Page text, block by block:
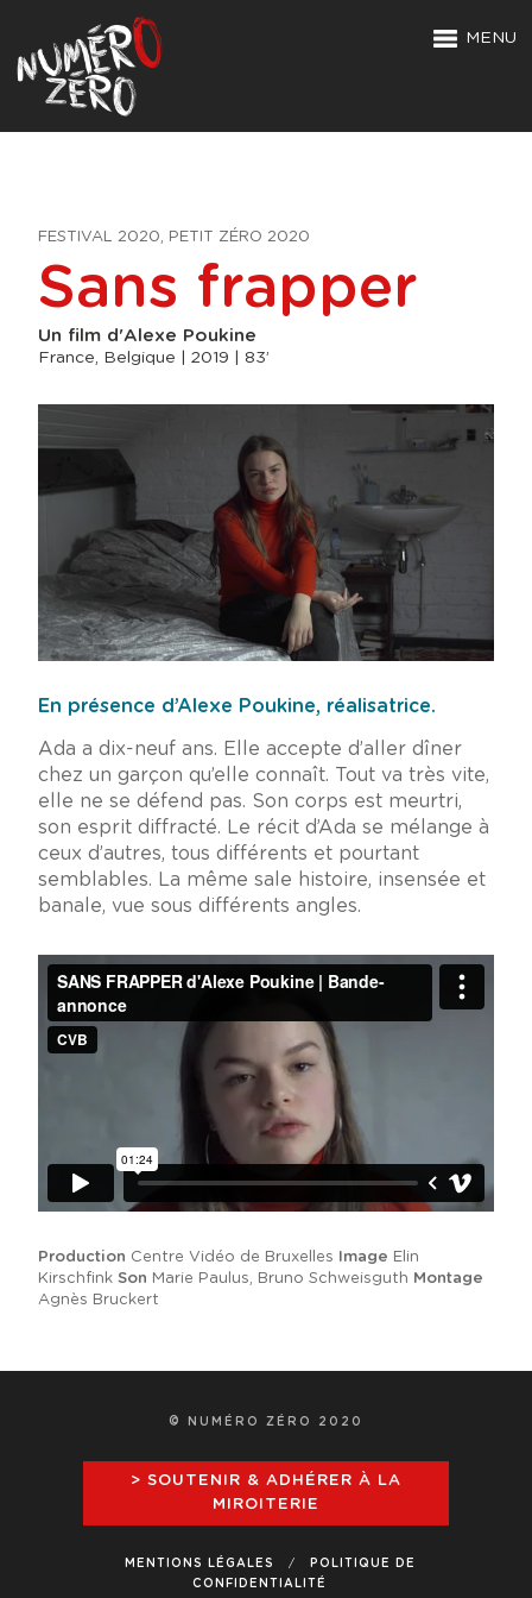
MENU
FESTIVAL 2020, PETIT ZÉRO 2020
Sans frapper
Un film d'Alexe Poukine
France, Belgique | 2019 | 83’
En présence d’Alexe Poukine, réalisatrice.
Ada a dix-neuf ans. Elle accepte d’aller dîner
chez un garçon qu’elle connaît. Tout va très vite,
elle ne se défend pas. Son corps est meurtri,
son esprit diffracté. Le récit d’Ada se mélange à
ceux d’autres, tous différents et pourtant
semblables. La même sale histoire, insensée et
banale, vue sous différents angles.
Production Centre Vidéo de Bruxelles Image Elin
KirschfinkSon Marie Paulus, Bruno Schweisguth Montage
Agnès Bruckert
© NUMÉRO ZÉRO 2020
> SOUTENIR & ADHÉRER À LA
MIROITERIE
MENTIONS LÉGALES
POLITIQUE DE
CONFIDENTIALITÉ